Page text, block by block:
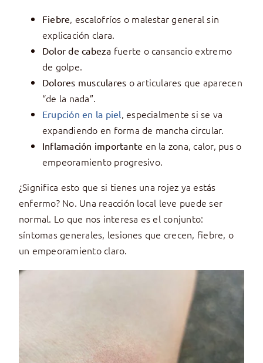
Fiebre, escalofríos o malestar general sin
explicación clara.
Dolor de cabeza fuerte o cansancio extremo
de golpe.
Dolores musculares o articulares que aparecen
“de la nada”.
Erupción en la piel, especialmente si se va
expandiendo en forma de mancha circular.
Inflamación importante en la zona, calor, pus o
empeoramiento progresivo.
¿Significa esto que si tienes una rojez ya estás
enfermo? No. Una reacción local leve puede ser
normal. Lo que nos interesa es el conjunto:
síntomas generales, lesiones que crecen, fiebre, o
un empeoramiento claro.